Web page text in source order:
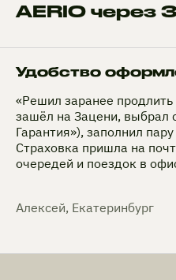
AERIO через
Удобство
«Решил заранее
зашёл на Зацени, выбрал
Гарантия»), заполнил
Страховка пришла на
очередей и поездок в
Алексей, Екатеринбург